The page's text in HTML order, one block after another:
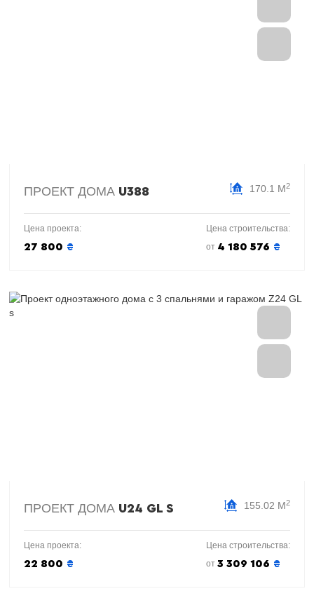
ПРОЕКТ ДОМА U388 170.1 М2
Цена проекта:
27 800 ₴
Цена строительства:
от 4 180 576 ₴
ПРОЕКТ ДОМА U24 GL S 155.02 М2
Цена проекта:
22 800 ₴
Цена строительства:
от 3 309 106 ₴